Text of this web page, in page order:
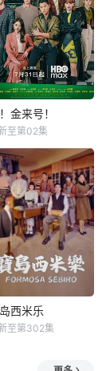
金来号！
至第02集
西米乐
至第302集